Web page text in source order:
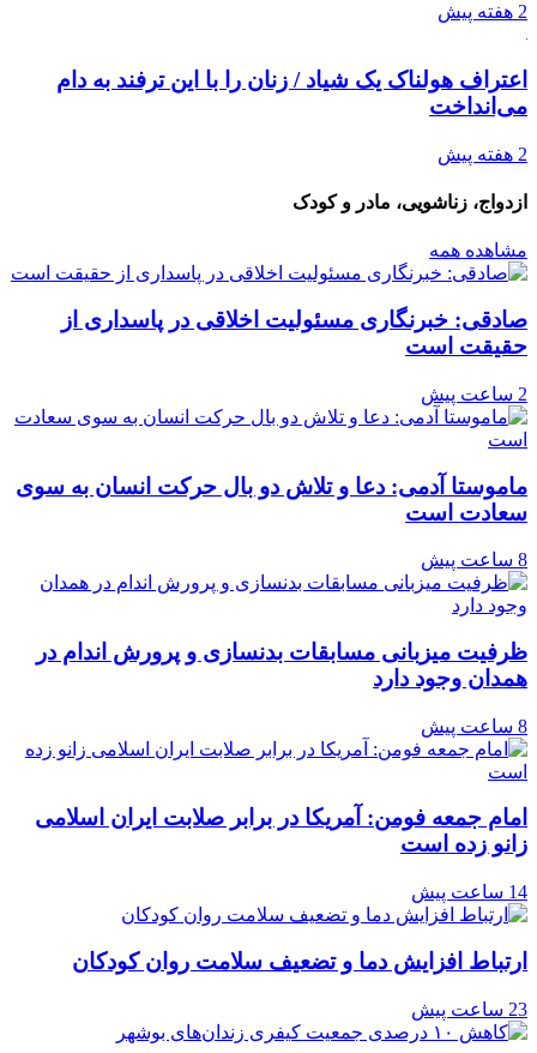
2 هفته پیش
اعتراف هولناک یک شیاد / زنان را با این ترفند به دام
می‌انداخت
2 هفته پیش
ازدواج، زناشویی، مادر و کودک
مشاهده همه
صادقی: خبرنگاری مسئولیت اخلاقی در پاسداری از
حقیقت است
2 ساعت پیش
ماموستا آدمی: دعا و تلاش دو بال حرکت انسان به سوی
سعادت است
8 ساعت پیش
ظرفیت میزبانی مسابقات بدنسازی و پرورش اندام در
همدان وجود دارد
8 ساعت پیش
امام جمعه فومن: آمریکا در برابر صلابت ایران اسلامی
زانو زده است
14 ساعت پیش
ارتباط افزایش دما و تضعیف سلامت روان کودکان
23 ساعت پیش